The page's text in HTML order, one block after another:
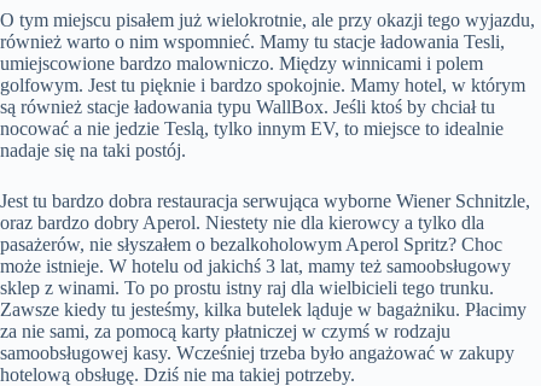
O tym miejscu pisałem już wielokrotnie, ale przy okazji tego wyjazdu,
również warto o nim wspomnieć. Mamy tu stacje ładowania Tesli,
umiejscowione bardzo malowniczo. Między winnicami i polem
golfowym. Jest tu pięknie i bardzo spokojnie. Mamy hotel, w którym
są również stacje ładowania typu WallBox. Jeśli ktoś by chciał tu
nocować a nie jedzie Teslą, tylko innym EV, to miejsce to idealnie
nadaje się na taki postój.
Jest tu bardzo dobra restauracja serwująca wyborne Wiener Schnitzle,
oraz bardzo dobry Aperol. Niestety nie dla kierowcy a tylko dla
pasażerów, nie słyszałem o bezalkoholowym Aperol Spritz? Choc
może istnieje. W hotelu od jakichś 3 lat, mamy też samoobsługowy
sklep z winami. To po prostu istny raj dla wielbicieli tego trunku.
Zawsze kiedy tu jesteśmy, kilka butelek ląduje w bagażniku. Płacimy
za nie sami, za pomocą karty płatniczej w czymś w rodzaju
samoobsługowej kasy. Wcześniej trzeba było angażować w zakupy
hotelową obsługę. Dziś nie ma takiej potrzeby.